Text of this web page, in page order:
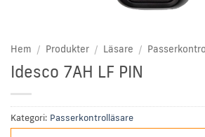
Hem / Produkter / Läsare /
Idesco 7AH LF PIN
Kategori: Passerkontrolläsare